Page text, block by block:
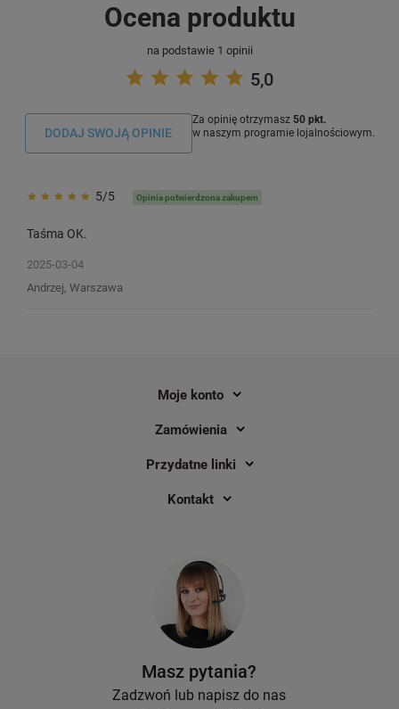
Taśma DYMO LetraTag 91204 12 mm
x 4 m / zielona / czarny nadruk / do
Ocena produktu
na podstawie 1 opinii
5,0
DODAJ SWOJĄ OPINIE
Za opinię otrzymasz 50 pkt.
w naszym programie lojalnościowym.
5/5 Opinia potwierdzona zakupem
Taśma OK.
2025-03-04
Andrzej, Warszawa
Moje konto
Zamówienia
Przydatne linki
Kontakt
Masz pytania?
Zadzwoń lub napisz do nas